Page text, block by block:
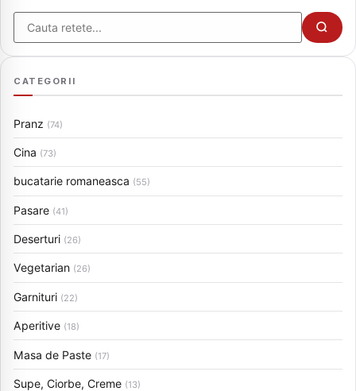
Cauta
CATEGORII
Pranz (74)
Cina (73)
bucatarie romaneasca (55)
Pasare (41)
Deserturi (26)
Vegetarian (26)
Garnituri (22)
Aperitive (18)
Masa de Paste (17)
Supe, Ciorbe, Creme (13)